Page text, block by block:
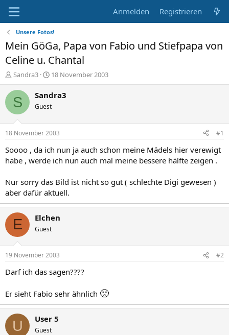
Anmelden Registrieren
Unsere Fotos!
Mein GöGa, Papa von Fabio und Stiefpapa von
Celine u. Chantal
E
r
s
t
e
r
Sandra3
E
r
s
e
l
t
a
m
18 November 2003
S Sandra3
Guest
18 November 2003 #1
Soooo , da ich nun ja auch schon meine Mädels hier verewigt
habe , werde ich nun auch mal meine bessere hälfte zeigen .
Nur sorry das Bild ist nicht so gut ( schlechte Digi gewesen )
aber dafür aktuell.
E Elchen
Guest
19 November 2003 #2
Darf ich das sagen????
Er sieht Fabio sehr ähnlich 🙁
U User 5
Guest